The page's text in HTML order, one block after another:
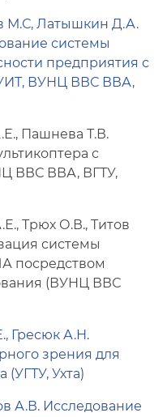
М.С, Латышкин Д.А.
системы
предприятия с
ВУНЦ ВВС ВВА,
Пашнева Т.В.
с
ВВС ВВА, ВГТУ,
Трюх О.В., Титов
системы
посредством
(ВУНЦ ВВС
Гресюк А.Н.
зрения для
Ухта)
А.В. Исследование